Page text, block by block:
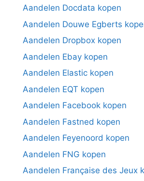
Aandelen Docdata kopen
Aandelen Douwe Egberts
Aandelen Dropbox kopen
Aandelen Ebay kopen
Aandelen Elastic kopen
Aandelen EQT kopen
Aandelen Facebook kopen
Aandelen Fastned kopen
Aandelen Feyenoord kopen
Aandelen FNG kopen
Aandelen Française des Jeux